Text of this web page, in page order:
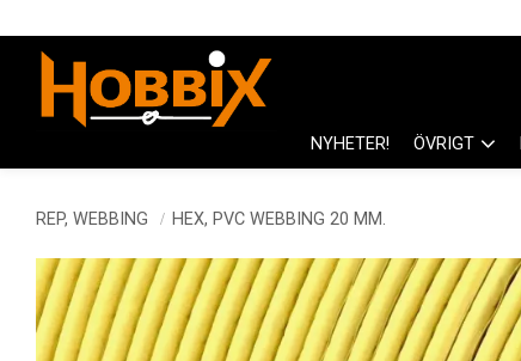
NYHETER! ÖVRIGT
REP, WEBBING HEX, PVC WEBBING 20 MM.